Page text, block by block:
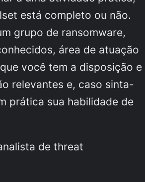
está completo ou não.
grupo de ransomware,
área de atuação
você tem a disposição e
relevantes e, caso sinta-
prática sua habilidade de
de threat